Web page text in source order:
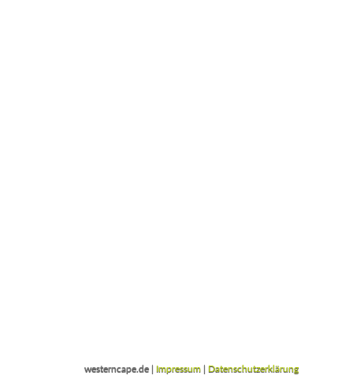
westerncape.de | Impressum | Datenschutzerklärung